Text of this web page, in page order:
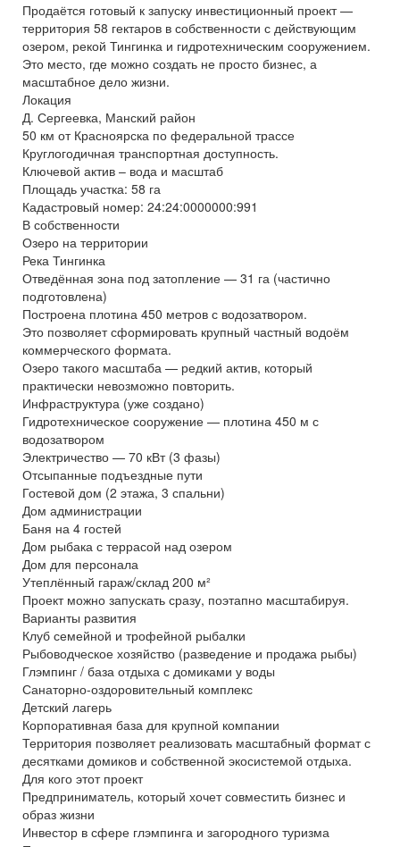
Продаётся готовый к запуску инвестиционный проект —
территория 58 гектаров в собственности с действующим
озером, рекой Тингинка и гидротехническим сооружением.
Это место, где можно создать не просто бизнес, а
масштабное дело жизни.
Локация
Д. Сергеевка, Манский район
50 км от Красноярска по федеральной трассе
Круглогодичная транспортная доступность.
Ключевой актив – вода и масштаб
Площадь участка: 58 га
Кадастровый номер: 24:24:0000000:991
В собственности
Озеро на территории
Река Тингинка
Отведённая зона под затопление — 31 га (частично
подготовлена)
Построена плотина 450 метров с водозатвором.
Это позволяет сформировать крупный частный водоём
коммерческого формата.
Озеро такого масштаба — редкий актив, который
практически невозможно повторить.
Инфраструктура (уже создано)
Гидротехническое сооружение — плотина 450 м с
водозатвором
Электричество — 70 кВт (3 фазы)
Отсыпанные подъездные пути
Гостевой дом (2 этажа, 3 спальни)
Дом администрации
Баня на 4 гостей
Дом рыбака с террасой над озером
Дом для персонала
Утеплённый гараж/склад 200 м²
Проект можно запускать сразу, поэтапно масштабируя.
Варианты развития
Клуб семейной и трофейной рыбалки
Рыбоводческое хозяйство (разведение и продажа рыбы)
Глэмпинг / база отдыха с домиками у воды
Санаторно-оздоровительный комплекс
Детский лагерь
Корпоративная база для крупной компании
Территория позволяет реализовать масштабный формат с
десятками домиков и собственной экосистемой отдыха.
Для кого этот проект
Предприниматель, который хочет совместить бизнес и
образ жизни
Инвестор в сфере глэмпинга и загородного туризма